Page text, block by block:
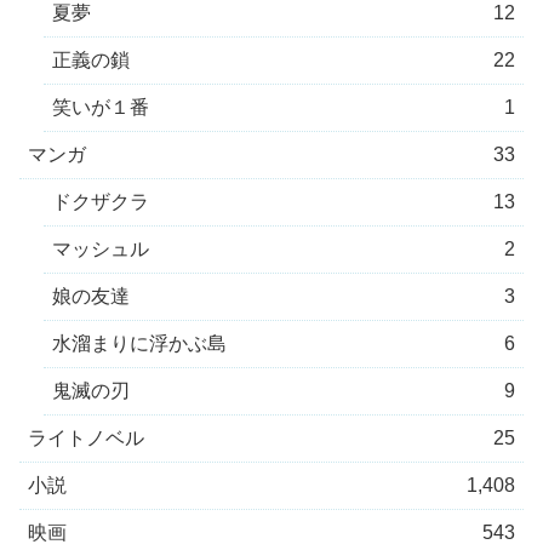
夏夢 12
正義の鎖 22
笑いが１番 1
マンガ 33
ドクザクラ 13
マッシュル 2
娘の友達 3
水溜まりに浮かぶ島 6
鬼滅の刃 9
ライトノベル 25
小説 1,408
映画 543